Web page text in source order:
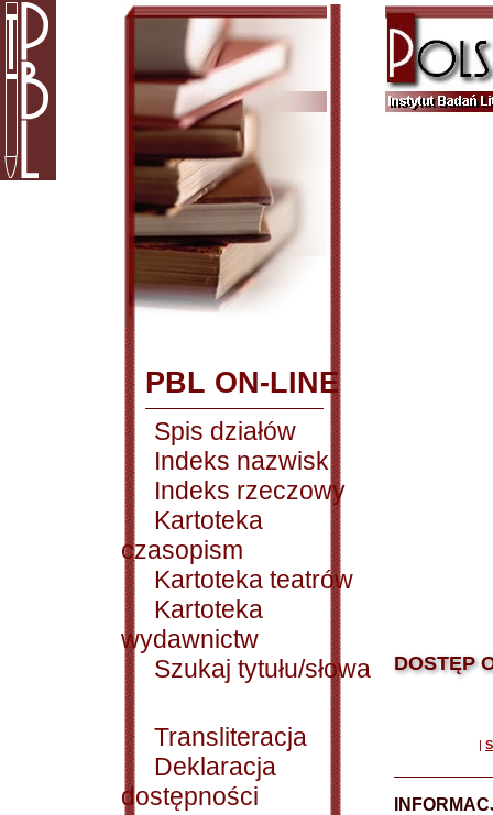
PBL ON-LINE
Spis działów
Indeks nazwisk
Indeks rzeczowy
Kartoteka
czasopism
Kartoteka teatrów
Kartoteka
wydawnictw
Szukaj tytułu/słowa
Transliteracja
Deklaracja
dostępności
DOSTĘP
|